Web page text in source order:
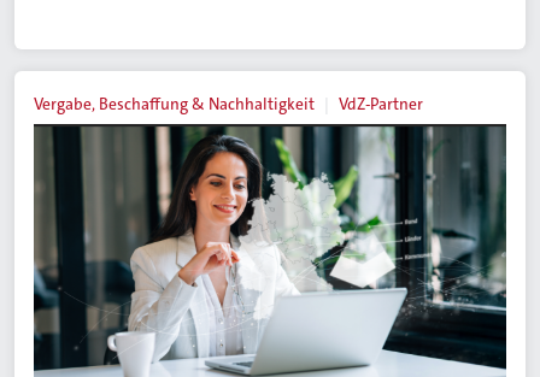
Vergabe, Beschaffung & Nachhaltigkeit VdZ-Partner